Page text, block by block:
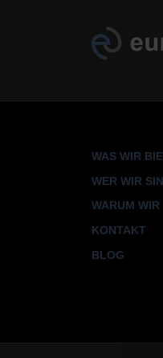
WAS WIR
WER WIR
WARUM WIR
KONTAKT
BLOG